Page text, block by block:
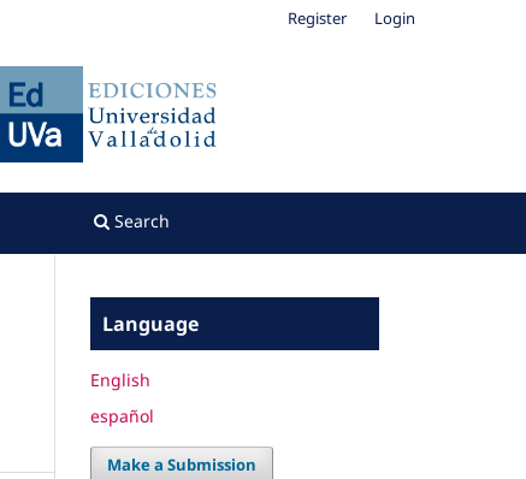
Search
Register Login
Language
English
español
Make a Submission